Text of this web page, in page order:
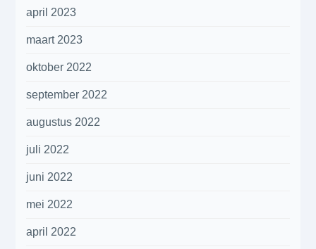
april 2023
maart 2023
oktober 2022
september 2022
augustus 2022
juli 2022
juni 2022
mei 2022
april 2022